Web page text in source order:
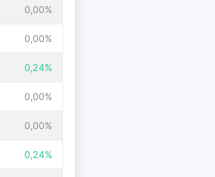
0,00%
0,00%
0,24%
0,00%
0,00%
0,24%